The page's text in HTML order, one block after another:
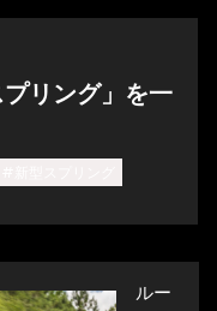
リング」を一
ルー